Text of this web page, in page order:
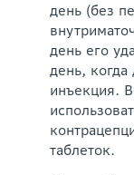
день (без
день его
день,
инъекция.
таблеток.